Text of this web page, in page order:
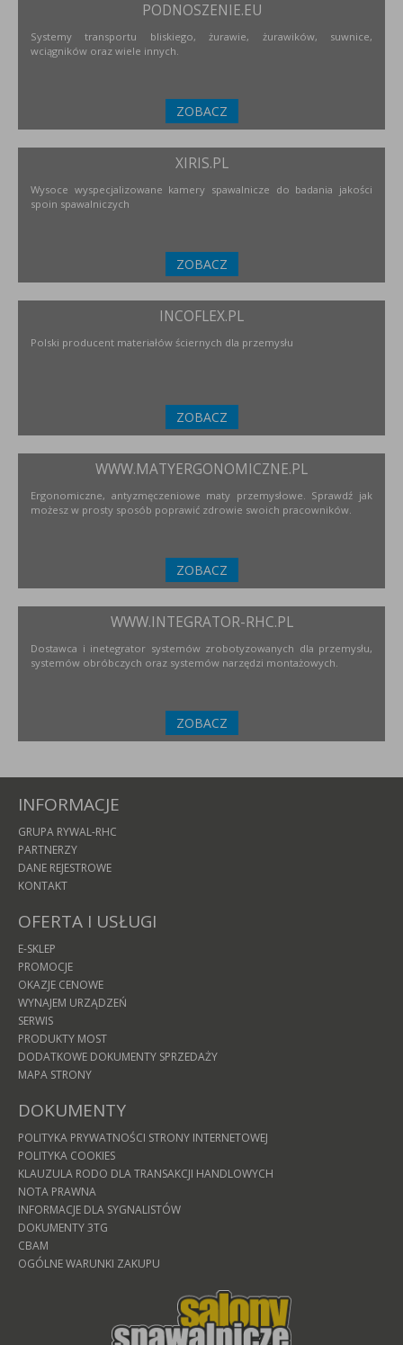
PODNOSZENIE.EU
Systemy transportu bliskiego, żurawie, żurawików, suwnice,
wciągników oraz wiele innych.
ZOBACZ
XIRIS.PL
Wysoce wyspecjalizowane kamery spawalnicze do badania jakości
spoin spawalniczych
ZOBACZ
INCOFLEX.PL
Polski producent materiałów ściernych dla przemysłu
ZOBACZ
WWW.MATYERGONOMICZNE.PL
Ergonomiczne, antyzmęczeniowe maty przemysłowe. Sprawdź jak
możesz w prosty sposób poprawić zdrowie swoich pracowników.
ZOBACZ
WWW.INTEGRATOR-RHC.PL
Dostawca i inetegrator systemów zrobotyzowanych dla przemysłu,
systemów obróbczych oraz systemów narzędzi montażowych.
ZOBACZ
INFORMACJE
GRUPA RYWAL-RHC
PARTNERZY
DANE REJESTROWE
KONTAKT
OFERTA I USŁUGI
E-SKLEP
PROMOCJE
OKAZJE CENOWE
WYNAJEM URZĄDZEŃ
SERWIS
PRODUKTY MOST
DODATKOWE DOKUMENTY SPRZEDAŻY
MAPA STRONY
DOKUMENTY
POLITYKA PRYWATNOŚCI STRONY INTERNETOWEJ
POLITYKA COOKIES
KLAUZULA RODO DLA TRANSAKCJI HANDLOWYCH
NOTA PRAWNA
INFORMACJE DLA SYGNALISTÓW
DOKUMENTY 3TG
CBAM
OGÓLNE WARUNKI ZAKUPU